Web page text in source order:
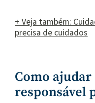
+ Veja também:
precisa de cuidados
Como
responsável